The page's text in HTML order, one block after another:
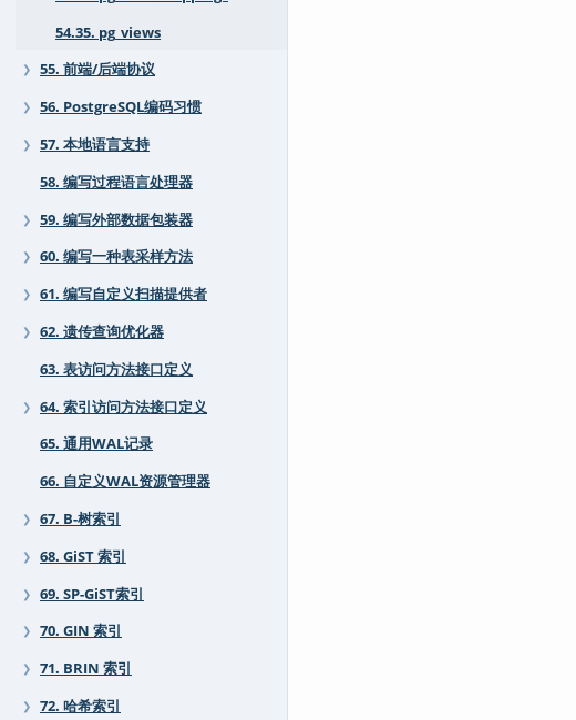
54.35. pg_views
❯ 55. 前端/后端协议
❯ 56. PostgreSQL编码习惯
❯
57. 本地语言支持
58. 编写过程语言处理器
❯ 59. 编写外部数据包装器
❯ 60. 编写一种表采样方法
❯ 61. 编写自定义扫描提供者
❯
62. 遗传查询优化器
63. 表访问方法接口定义
❯
64. 索引访问方法接口定义
65. 通用WAL记录
66. 自定义WAL资源管理器
❯ 67. B-树索引
❯ 68. GiST 索引
❯ 69. SP-GiST索引
❯ 70. GIN 索引
❯ 71. BRIN 索引
❯ 72. 哈希索引